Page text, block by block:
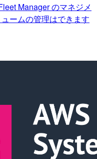
Manager のマネジメ
ームの管理はできます